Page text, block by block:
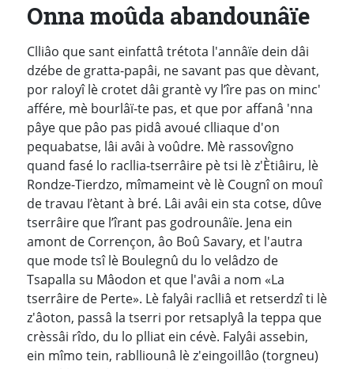
Onna moûda abandounâïe
Clliâo que sant einfattâ trétota l'annâïe dein dâi
dzébe de gratta-papâi, ne savant pas que dèvant,
por raloyî lè crotet dâi grantè vy l’îre pas on minc'
affére, mè bourlâï-te pas, et que por affanâ 'nna
pâye que pâo pas pidâ avoué clliaque d'on
pequabatse, lâi avâi à voûdre. Mè rassovîgno
quand fasé lo racllia-tserrâire pè tsi lè z'Ètiâiru, lè
Rondze-Tierdzo, mîmameint vè lè Cougnî on mouî
de travau I’ètant à bré. Lâi avâi ein sta cotse, dûve
tserrâire que l’îrant pas godrounâïe. Jena ein
amont de Corrençon, âo Boû Savary, et l'autra
que mode tsî lè Boulegnû du lo velâdzo de
Tsapalla su Mâodon et que l'avâi a nom «La
tserrâire de Perte». Lè falyâi raclliâ et retserdzî ti lè
z'âoton, passâ la tserri por retsaplyâ la teppa que
crèssâi rîdo, du lo plliat ein cévè. Falyâi assebin,
ein mîmo tein, rablliounâ lè z'eingoillâo (torgneu)